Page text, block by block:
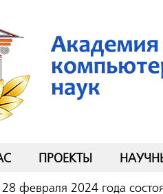
ПРОЕКТЫ
28 февраля 2024 года